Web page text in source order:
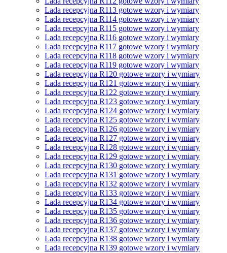
Lada recepcyjna R113 gotowe wzory i wymiary
Lada recepcyjna R114 gotowe wzory i wymiary
Lada recepcyjna R115 gotowe wzory i wymiary
Lada recepcyjna R116 gotowe wzory i wymiary
Lada recepcyjna R117 gotowe wzory i wymiary
Lada recepcyjna R118 gotowe wzory i wymiary
Lada recepcyjna R119 gotowe wzory i wymiary
Lada recepcyjna R120 gotowe wzory i wymiary
Lada recepcyjna R121 gotowe wzory i wymiary
Lada recepcyjna R122 gotowe wzory i wymiary
Lada recepcyjna R123 gotowe wzory i wymiary
Lada recepcyjna R124 gotowe wzory i wymiary
Lada recepcyjna R125 gotowe wzory i wymiary
Lada recepcyjna R126 gotowe wzory i wymiary
Lada recepcyjna R127 gotowe wzory i wymiary
Lada recepcyjna R128 gotowe wzory i wymiary
Lada recepcyjna R129 gotowe wzory i wymiary
Lada recepcyjna R130 gotowe wzory i wymiary
Lada recepcyjna R131 gotowe wzory i wymiary
Lada recepcyjna R132 gotowe wzory i wymiary
Lada recepcyjna R133 gotowe wzory i wymiary
Lada recepcyjna R134 gotowe wzory i wymiary
Lada recepcyjna R135 gotowe wzory i wymiary
Lada recepcyjna R136 gotowe wzory i wymiary
Lada recepcyjna R137 gotowe wzory i wymiary
Lada recepcyjna R138 gotowe wzory i wymiary
Lada recepcyjna R139 gotowe wzory i wymiary